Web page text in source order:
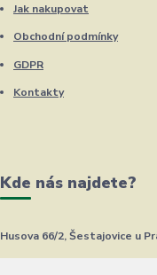
Jak nakupovat
Obchodní podmínky
GDPR
Kontakty
Kde nás najdete?
Husova 66/2, Šestajovice u